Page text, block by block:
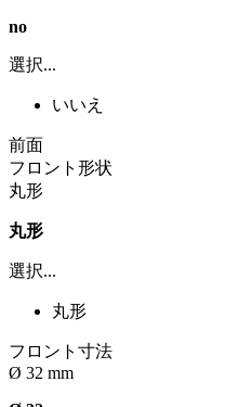
no
選択...
いいえ
前面
フロント形状
丸形
丸形
選択...
丸形
フロント寸法
Ø 32 mm